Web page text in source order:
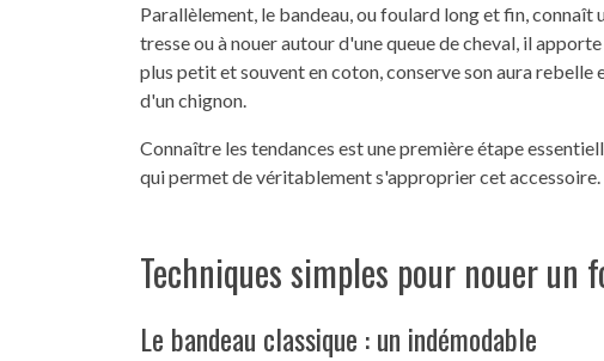
Parallèlement, le bandeau, ou foulard long et fin, connaît
tresse ou à nouer autour d'une queue de cheval, il
plus petit et souvent en coton, conserve son aura
d'un chignon.
Connaître les tendances est une première étape
qui permet de véritablement s'approprier cet accessoire.
Techniques simples pour nouer un
Le bandeau classique : un indémodable